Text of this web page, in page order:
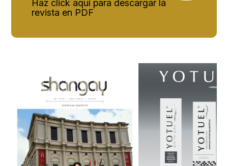
Haz click aquí para descargar la
revista en PDF